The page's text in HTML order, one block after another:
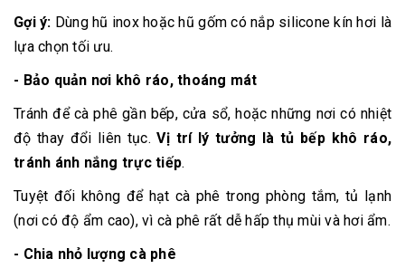
Gợi ý: Dùng hũ inox hoặc hũ gốm có nắp silicone kín hơi là
lựa chọn tối ưu.
- Bảo quản nơi khô ráo, thoáng mát
Tránh để cà phê gần bếp, cửa sổ, hoặc những nơi có nhiệt
độ thay đổi liên tục.Vị trí lý tưởng là tủ bếp khô ráo,
tránh ánh nắng trực tiếp.
Tuyệt đối không để hạt cà phê trong phòng tắm, tủ lạnh
(nơi có độ ẩm cao), vì cà phê rất dễ hấp thụ mùi và hơi ẩm.
- Chia nhỏ lượng cà phê